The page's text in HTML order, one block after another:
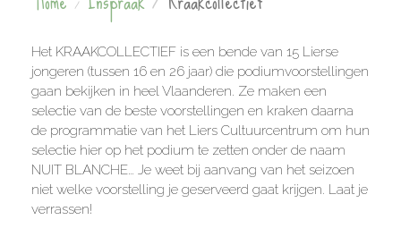
Het KRAAKCOLLECTIEF is een bende van 15 Lierse
jongeren (tussen 16 en 26 jaar) die podiumvoorstellingen
gaan bekijken in heel Vlaanderen. Ze maken een
selectie van de beste voorstellingen en kraken daarna
de programmatie van het Liers Cultuurcentrum om hun
selectie hier op het podium te zetten onder de naam
NUIT BLANCHE… Je weet bij aanvang van het seizoen
niet welke voorstelling je geserveerd gaat krijgen. Laat je
verrassen!